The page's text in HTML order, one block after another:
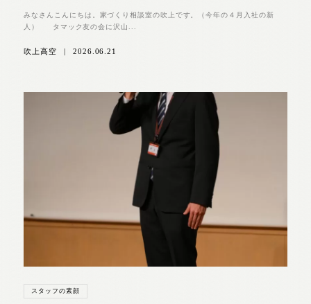
みなさんこんにちは。家づくり相談室の吹上です。（今年の４月入社の新
人） タマック友の会に沢山...
吹上高空 2026.06.21
スタッフの素顔